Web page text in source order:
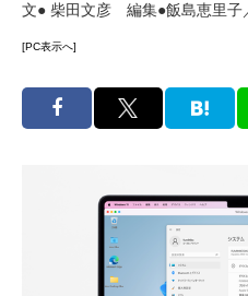
文● 柴田文彦 編集●飯島恵里子
[PC表示へ]